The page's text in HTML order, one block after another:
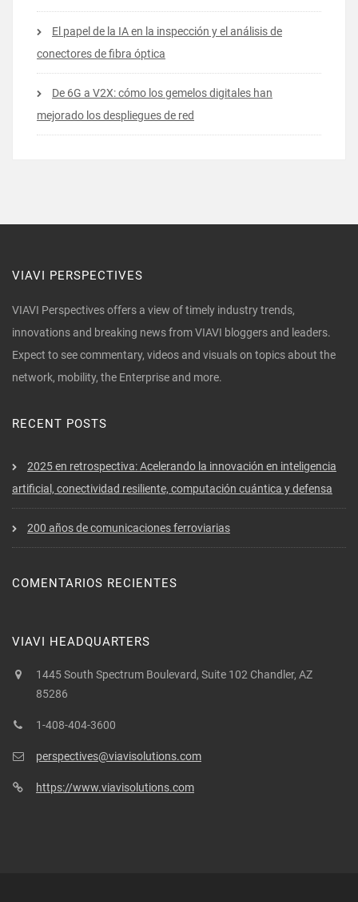
El papel de la IA en la inspección y el análisis de
conectores de fibra óptica
De 6G a V2X: cómo los gemelos digitales han
mejorado los despliegues de red
VIAVI PERSPECTIVES
VIAVI Perspectives offers a view of timely industry trends,
innovations and breaking news from VIAVI bloggers and leaders.
Expect to see commentary, videos and visuals on topics about the
network, mobility, the Enterprise and more.
RECENT POSTS
2025 en retrospectiva: Acelerando la innovación en inteligencia
artificial, conectividad resiliente, computación cuántica y defensa
200 años de comunicaciones ferroviarias
COMENTARIOS RECIENTES
VIAVI HEADQUARTERS
1445 South Spectrum Boulevard, Suite 102 Chandler, AZ
85286
1-408-404-3600
perspectives@viavisolutions.com
https://www.viavisolutions.com